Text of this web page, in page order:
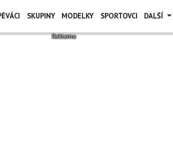
SKUPINY MODELKY SPORTOVCI DALŠÍ